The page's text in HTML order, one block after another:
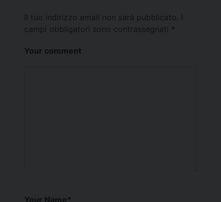
Il tuo indirizzo email non sarà pubblicato.
campi obbligatori sono contrassegnati *
Your comment
Your Name*